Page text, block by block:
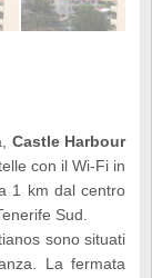
Castle Harbour
con il Wi-Fi in
1 km dal centro
Sud.
sono situati
La fermata